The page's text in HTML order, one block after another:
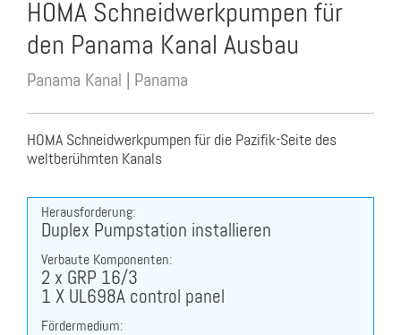
HOMA Schneidwerkpumpen für
den Panama Kanal Ausbau
Panama Kanal | Panama
HOMA Schneidwerkpumpen für die Pazifik-Seite des
weltberühmten Kanals
Herausforderung:
Duplex Pumpstation installieren
Verbaute Komponenten:
2 x GRP 16/3
1 X UL698A control panel
Fördermedium: